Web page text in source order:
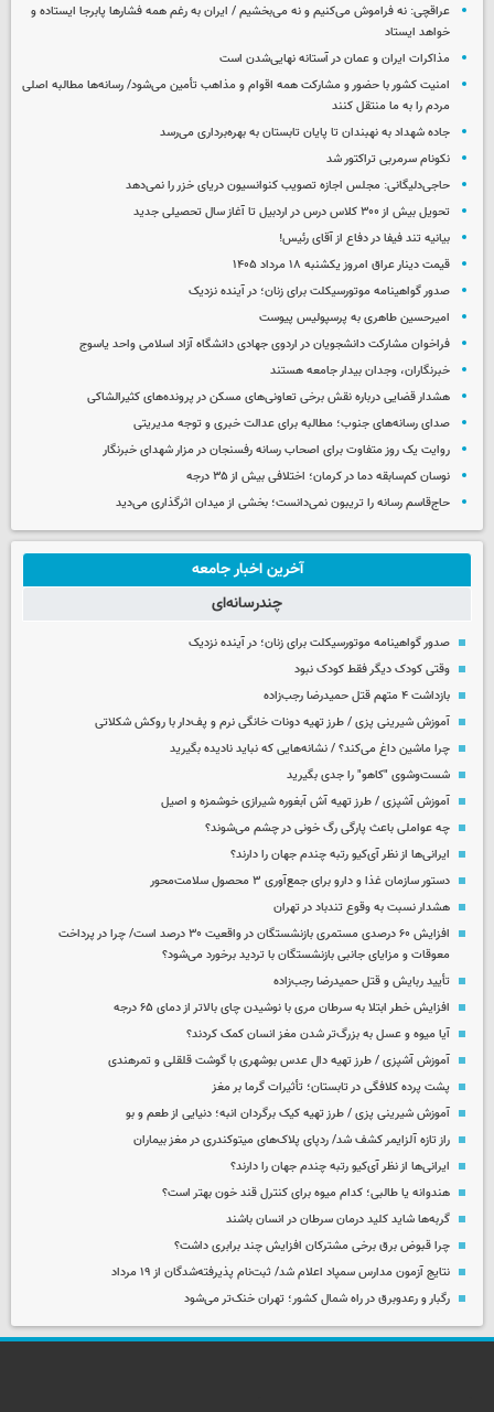
عراقچی: نه فراموش می‌کنیم و نه می‌بخشیم / ایران به رغم همه فشارها پابرجا ایستاده و
خواهد ایستاد
مذاکرات ایران و عمان در آستانه نهایی‌شدن است
امنیت کشور با حضور و مشارکت همه اقوام و مذاهب تأمین می‌شود/ رسانه‌ها مطالبه اصلی
مردم را به ما منتقل کنند
جاده شهداد به نهبندان تا پایان تابستان به بهره‌برداری می‌رسد
نکونام سرمربی تراکتور شد
حاجی‌دلیگانی: مجلس اجازه تصویب کنوانسیون دریای خزر را نمی‌دهد
تحویل بیش از ۳۰۰ کلاس درس در اردبیل تا آغاز سال تحصیلی جدید
بیانیه تند فیفا در دفاع از آقای رئیس!
قیمت دینار عراق امروز یکشنبه ۱۸ مرداد ۱۴۰۵
صدور گواهینامه موتورسیکلت برای زنان؛ در آینده نزدیک
امیرحسین طاهری به پرسپولیس پیوست
فراخوان مشارکت دانشجویان در اردوی جهادی دانشگاه آزاد اسلامی واحد یاسوج
خبرنگاران، وجدان بیدار جامعه هستند
هشدار قضایی درباره نقش برخی تعاونی‌های مسکن در پرونده‌های کثیرالشاکی
صدای رسانه‌های جنوب؛ مطالبه برای عدالت خبری و توجه مدیریتی
روایت یک روز متفاوت برای اصحاب رسانه رفسنجان در مزار شهدای خبرنگار
نوسان کم‌سابقه دما در کرمان؛ اختلافی بیش از ۳۵ درجه
حاج‌قاسم رسانه را تریبون نمی‌دانست؛ بخشی از میدان اثرگذاری می‌دید
آخرین اخبار جامعه
چندرسانه‌ای
صدور گواهینامه موتورسیکلت برای زنان؛ در آینده نزدیک
وقتی کودک دیگر فقط کودک نبود
بازداشت ۴ متهم قتل حمیدرضا رجب‌زاده
آموزش شیرینی پزی / طرز تهیه دونات خانگی نرم و پف‌دار با روکش شکلاتی
چرا ماشین داغ می‌کند؟ / نشانه‌هایی که نباید نادیده بگیرید
شست‌وشوی "کاهو" را جدی بگیرید
آموزش آشپزی / طرز تهیه آش آبغوره شیرازی خوشمزه و اصیل
چه عواملی باعث پارگی رگ خونی در چشم می‌شوند؟
ایرانی‌ها از نظر آی‌کیو رتبه چندم جهان را دارند؟
دستور سازمان غذا و دارو برای جمع‌آوری ۳ محصول سلامت‌محور
هشدار نسبت به وقوع تندباد در تهران
افزایش ۶۰ درصدی مستمری‌ بازنشستگان در واقعیت ۳۰ درصد است/ چرا در پرداخت
معوقات و مزایای جانبی بازنشستگان با تردید برخورد می‌شود؟
تأیید ربایش و قتل حمیدرضا رجب‌زاده
افزایش خطر ابتلا به سرطان مری با نوشیدن چای بالاتر از دمای ۶۵ درجه
آیا میوه و عسل به بزرگ‌تر شدن مغز انسان کمک کردند؟
آموزش آشپزی / طرز تهیه دال عدس بوشهری با گوشت قلقلی و تمرهندی
پشت پرده کلافگی در تابستان؛ تأثیرات گرما بر مغز
آموزش شیرینی پزی / طرز تهیه کیک برگردان انبه؛ دنیایی از طعم و بو
راز تازه آلزایمر کشف شد/ ردپای پلاک‌های میتوکندری در مغز بیماران
ایرانی‌ها از نظر آی‌کیو رتبه چندم جهان را دارند؟
هندوانه یا طالبی؛ کدام‌ میوه برای کنترل قند خون بهتر است؟
گربه‌ها شاید کلید درمان سرطان در انسان باشند
چرا قبوض برق برخی مشترکان افزایش چند برابری داشت؟
نتایج آزمون مدارس سمپاد اعلام شد/ ثبت‌نام پذیرفته‌شدگان از ۱۹ مرداد
رگبار و رعدوبرق در راه شمال کشور؛ تهران خنک‌تر می‌شود